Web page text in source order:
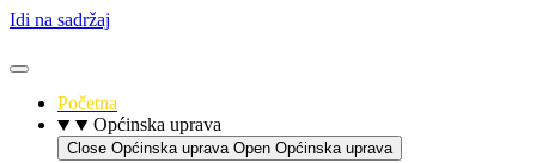
Idi na sadržaj
Početna
Općinska uprava
Close Općinska uprava Open Općinska uprava